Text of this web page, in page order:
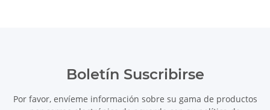
Boletín Suscribirse
Por favor, envíeme información sobre su gama de productos